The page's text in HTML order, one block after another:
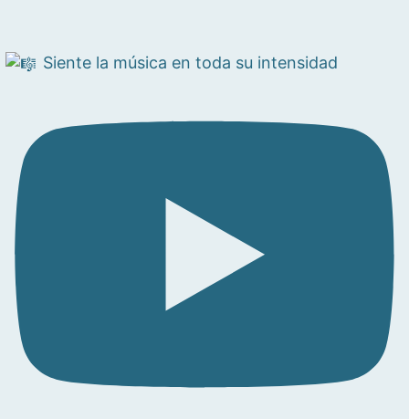
Siente la música en toda su intensidad